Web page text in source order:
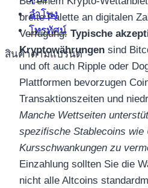
ลำโพง
โทรทัศน์
สินค้าตามแบรนด์
breite Palette an digitalen
Verfügung. Typische
Kryptowährungen sind
und oft auch Ripple oder
Plattformen bevorzugen
Transaktionszeiten und
Manche Wettseiten
spezifische Stablecoins wie
Kursschwankungen zu
Einzahlung sollten Sie die
nicht alle Altcoins